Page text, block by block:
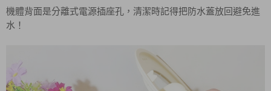
機體背面是分離式電源插座孔，清潔時記得把防水蓋放回避免進
水！